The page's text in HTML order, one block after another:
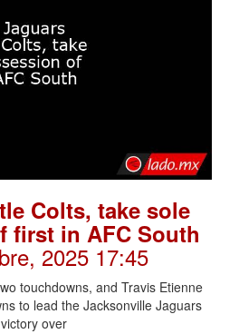
Colts, take sole
first in AFC South
2025 17:45
touchdowns, and Travis Etienne
to lead the Jacksonville Jaguars
over